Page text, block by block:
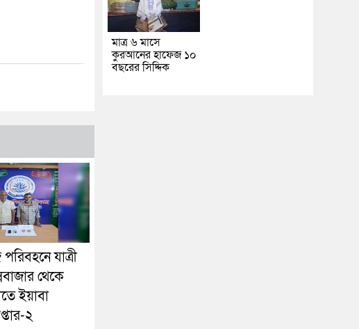
যাত্রী
থেকে
ইয়াবা
২
মাত্র ৬ মাসে
কুরআনের হাফেজ ১০
বছরের সিদ্দিক